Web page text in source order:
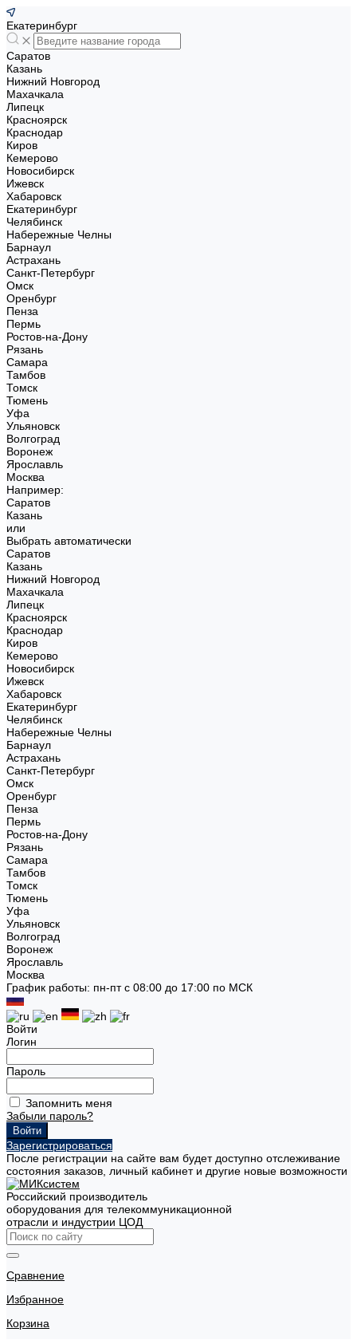
Екатеринбург
Саратов
Казань
Нижний Новгород
Махачкала
Липецк
Красноярск
Краснодар
Киров
Кемерово
Новосибирск
Ижевск
Хабаровск
Екатеринбург
Челябинск
Набережные Челны
Барнаул
Астрахань
Санкт-Петербург
Омск
Оренбург
Пенза
Пермь
Ростов-на-Дону
Рязань
Самара
Тамбов
Томск
Тюмень
Уфа
Ульяновск
Волгоград
Воронеж
Ярославль
Москва
Например:
Саратов
Казань
или
Выбрать автоматически
Саратов
Казань
Нижний Новгород
Махачкала
Липецк
Красноярск
Краснодар
Киров
Кемерово
Новосибирск
Ижевск
Хабаровск
Екатеринбург
Челябинск
Набережные Челны
Барнаул
Астрахань
Санкт-Петербург
Омск
Оренбург
Пенза
Пермь
Ростов-на-Дону
Рязань
Самара
Тамбов
Томск
Тюмень
Уфа
Ульяновск
Волгоград
Воронеж
Ярославль
Москва
График работы: пн-пт с 08:00 до 17:00 по МСК
Войти
Логин
Пароль
Запомнить меня
Забыли пароль?
Зарегистрироваться
После регистрации на сайте вам будет доступно отслеживание
состояния заказов, личный кабинет и другие новые возможности
Российский производитель
оборудования для телекоммуникационной
отрасли и индустрии ЦОД
Сравнение
Избранное
Корзина